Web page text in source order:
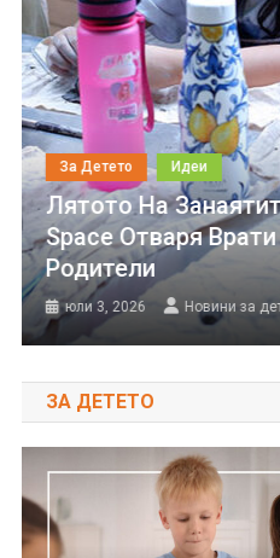
За Детето Идеи
Лятото На
Space Отваря Врати
Родители
юли 3, 2026 Новини за
ЗА ДЕТЕТО